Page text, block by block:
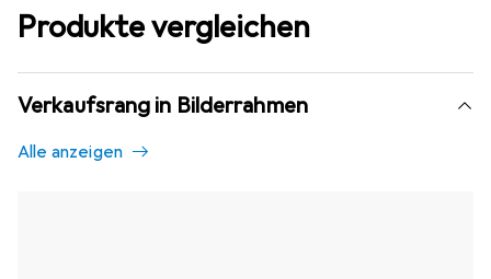
Produkte vergleichen
Verkaufsrang in Bilderrahmen
Alle anzeigen